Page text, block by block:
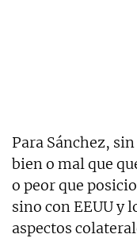
Para Sánchez,
bien o mal que
o peor que
sino con EEUU y
aspectos